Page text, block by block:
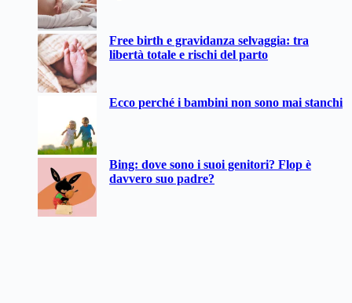
Free birth e gravidanza selvaggia: tra
libertà totale e rischi del parto
Ecco perché i bambini non sono mai stanchi
Bing: dove sono i suoi genitori? Flop è
davvero suo padre?